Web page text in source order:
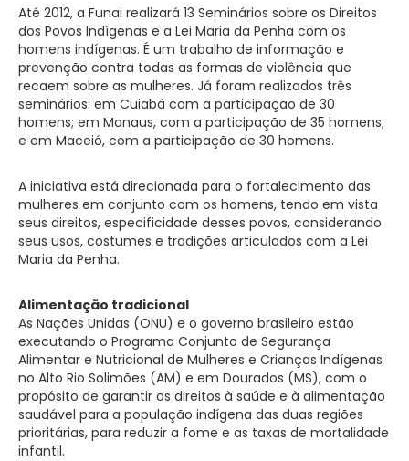
Até 2012, a Funai realizará 13 Seminários sobre os Direitos
dos Povos Indígenas e a Lei Maria da Penha com os
homens indígenas. É um trabalho de informação e
prevenção contra todas as formas de violência que
recaem sobre as mulheres. Já foram realizados três
seminários: em Cuiabá com a participação de 30
homens; em Manaus, com a participação de 35 homens;
e em Maceió, com a participação de 30 homens.
A iniciativa está direcionada para o fortalecimento das
mulheres em conjunto com os homens, tendo em vista
seus direitos, especificidade desses povos, considerando
seus usos, costumes e tradições articulados com a Lei
Maria da Penha.
Alimentação tradicional
As Nações Unidas (ONU) e o governo brasileiro estão
executando o Programa Conjunto de Segurança
Alimentar e Nutricional de Mulheres e Crianças Indígenas
no Alto Rio Solimões (AM) e em Dourados (MS), com o
propósito de garantir os direitos à saúde e à alimentação
saudável para a população indígena das duas regiões
prioritárias, para reduzir a fome e as taxas de mortalidade
infantil.